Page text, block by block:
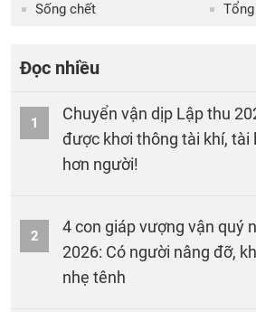
Sống chết
Đọc nhiều
1
Chuyển vận dịp Lập thu
được khơi thông tài khí, tài
hơn người!
2
4 con giáp vượng vận quý
2026: Có người nâng đỡ,
nhẹ tênh